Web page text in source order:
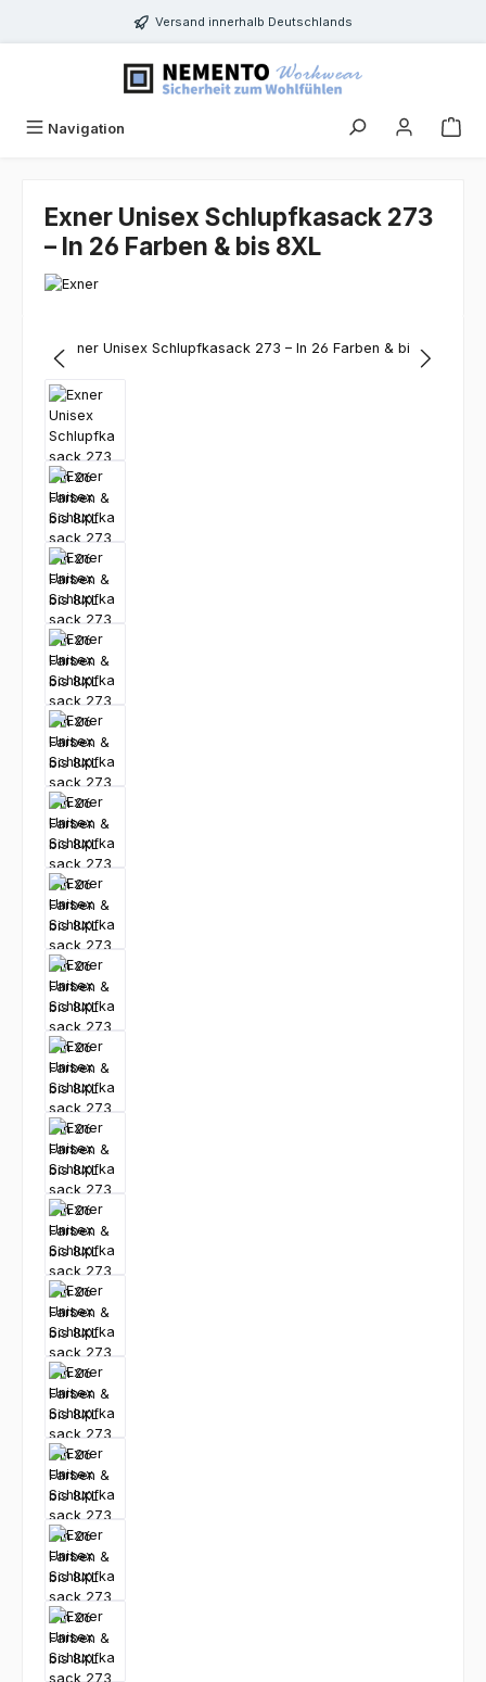
Zum Hauptinhalt springenVersand innerhalb Deutschlands
Navigation
Exner Unisex Schlupfkasack 273
– In 26 Farben & bis 8XL
Bildergalerie überspringen